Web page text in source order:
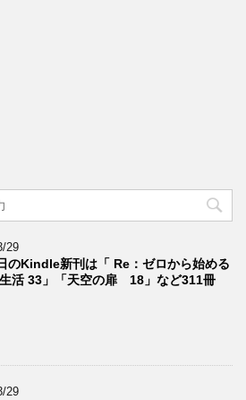
29
のKindle新刊は「 Re：ゼロから始める
活 33」「天空の扉 18」など311冊
29